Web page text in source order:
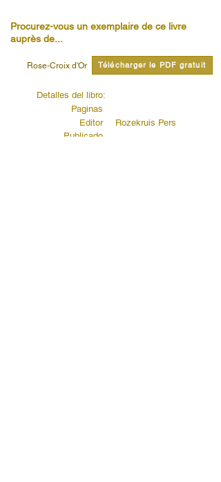
Procurez-vous un exemplaire de ce livre
auprès de...
Rose-Croix d'Or Télécharger le PDF gratuit
Detalles del libro:
Paginas
Editor
Publicado
Rozekruis Pers